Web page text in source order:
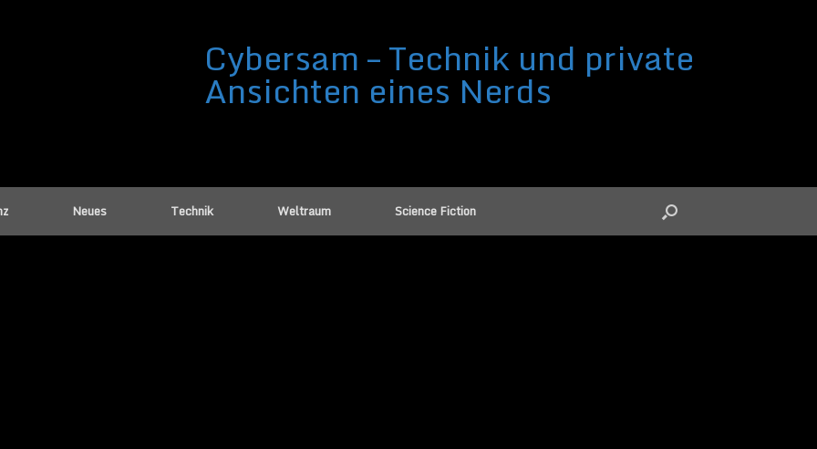
Cybersam – Technik und private
Ansichten eines Nerds
Neues Technik Weltraum Science Fiction